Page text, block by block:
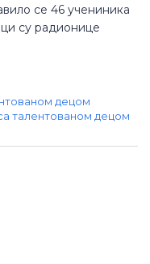
се 46 учениника
су радионице
децом
талентованом децом